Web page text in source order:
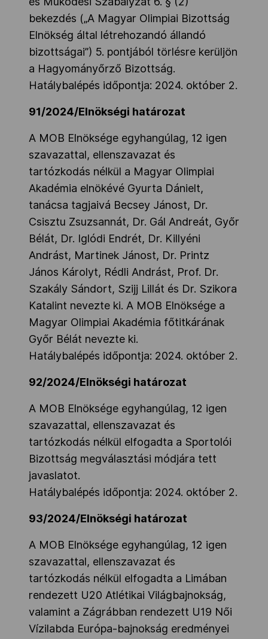
bekezdés („A Magyar Olimpiai Bizottság
Elnökség által létrehozandó állandó
bizottságai”) 5. pontjából törlésre kerüljön
a Hagyományőrző Bizottság.
Hatálybalépés időpontja: 2024. október 2.
91/2024/Elnökségi határozat
A MOB Elnöksége egyhangúlag, 12 igen
szavazattal, ellenszavazat és
tartózkodás nélkül a Magyar Olimpiai
Akadémia elnökévé Gyurta Dánielt,
tanácsa tagjaivá Becsey Jánost, Dr.
Csisztu Zsuzsannát, Dr. Gál Andreát, Győr
Bélát, Dr. Iglódi Endrét, Dr. Killyéni
Andrást, Martinek Jánost, Dr. Printz
János Károlyt, Rédli Andrást, Prof. Dr.
Szakály Sándort, Szijj Lillát és Dr. Szikora
Katalint nevezte ki. A MOB Elnöksége a
Magyar Olimpiai Akadémia főtitkárának
Győr Bélát nevezte ki.
Hatálybalépés időpontja: 2024. október 2.
92/2024/Elnökségi határozat
A MOB Elnöksége egyhangúlag, 12 igen
szavazattal, ellenszavazat és
tartózkodás nélkül elfogadta a Sportolói
Bizottság megválasztási módjára tett
javaslatot.
Hatálybalépés időpontja: 2024. október 2.
93/2024/Elnökségi határozat
A MOB Elnöksége egyhangúlag, 12 igen
szavazattal, ellenszavazat és
tartózkodás nélkül elfogadta a Limában
rendezett U20 Atlétikai Világbajnokság,
valamint a Zágrábban rendezett U19 Női
Vízilabda Európa-bajnokság eredményei